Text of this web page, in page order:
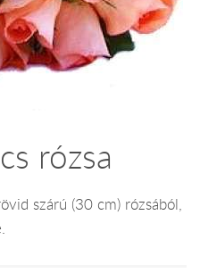
rózsa
szárú (30 cm) rózsából,